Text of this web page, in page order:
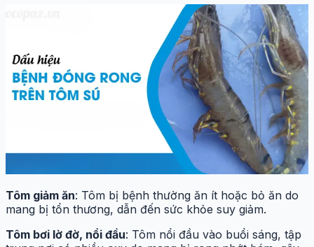
Tôm giảm ăn: Tôm bị bệnh thường ăn ít hoặc bỏ ăn do
mang bị tổn thương, dẫn đến sức khỏe suy giảm.
Tôm bơi lờ đờ, nổi đầu: Tôm nổi đầu vào buổi sáng, tập